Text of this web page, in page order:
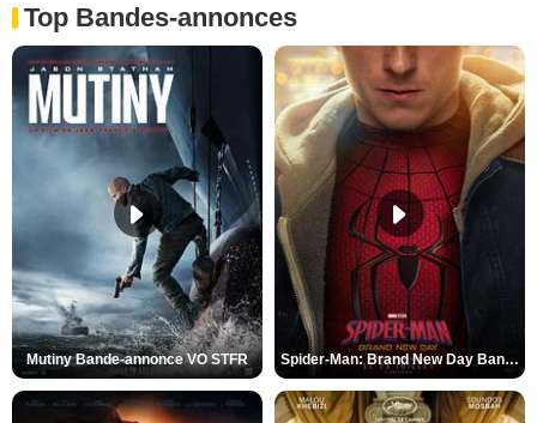
Top Bandes-annonces
Mutiny Bande-annonce VO STFR Spider-Man: Brand New Day Bande-annonce VO STFR